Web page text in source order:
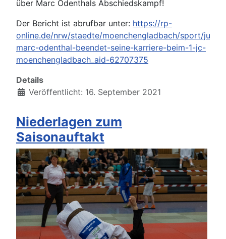
über Marc Odenthals Abschiedskampf!
Der Bericht ist abrufbar unter: https://rp-
online.de/nrw/staedte/moenchengladbach/sport/judo-
marc-odenthal-beendet-seine-karriere-beim-1-jc-
moenchengladbach_aid-62707375
Details
Veröffentlicht: 16. September 2021
Niederlagen zum
Saisonauftakt